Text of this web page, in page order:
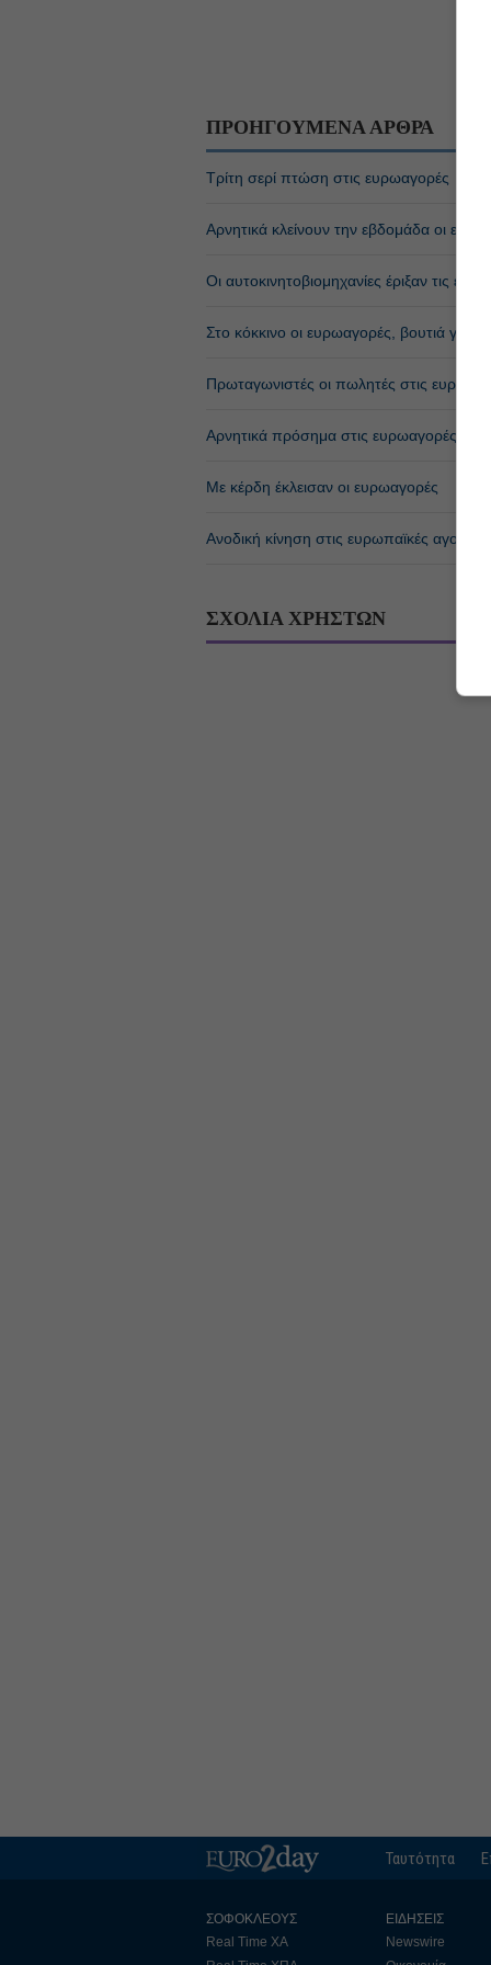
ΠΡΟΗΓΟΥΜΕΝΑ ΑΡΘΡΑ
Τρίτη σερί πτώση στις ευρωαγορές
Αρνητικά κλείνουν την εβδομάδα οι
Οι αυτοκινητοβιομηχανίες έριξαν τις
Στο κόκκινο οι ευρωαγορές, βουτιά για
Πρωταγωνιστές οι πωλητές στις
Αρνητικά πρόσημα στις ευρωαγορές, στο
Με κέρδη έκλεισαν οι ευρωαγορές
Ανοδική κίνηση στις ευρωπαϊκές
ΣΧΟΛΙΑ ΧΡΗΣΤΩΝ
Ταυτότητα
ΣΟΦΟΚΛΕΟΥΣ
Real Time ΧΑ
ΕΙΔΗΣΕΙΣ
Newswire